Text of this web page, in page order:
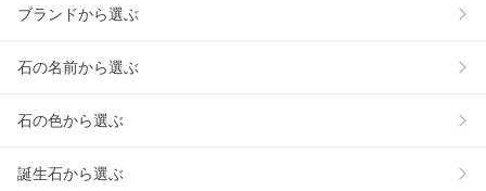
ブランドから選ぶ
石の名前から選ぶ
石の色から選ぶ
誕生石から選ぶ